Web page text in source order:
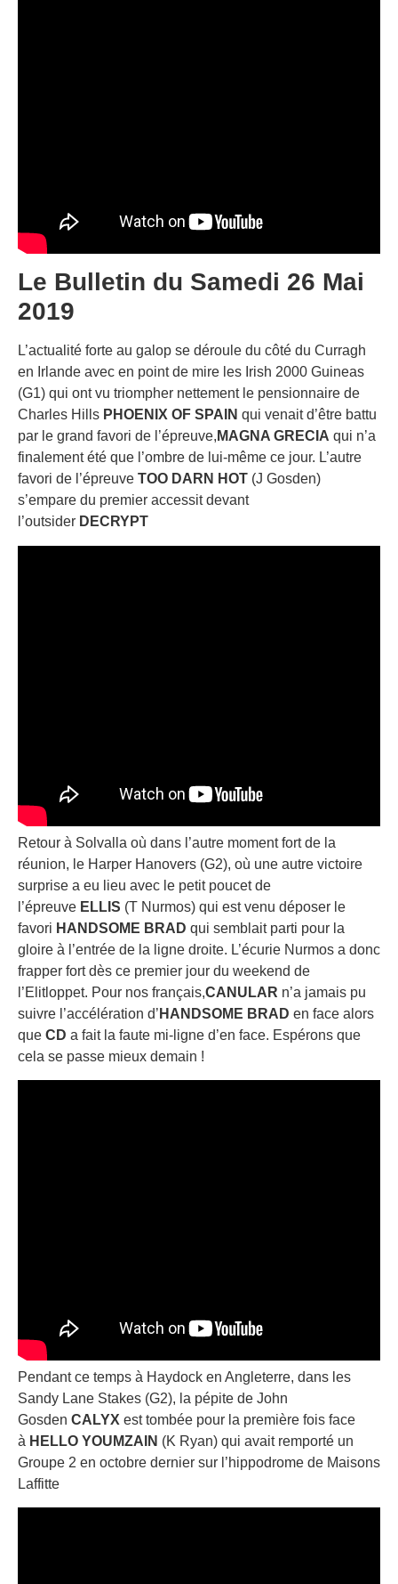
Le Bulletin du Samedi 26 Mai
2019
L’actualité forte au galop se déroule du côté du Curragh
en Irlande avec en point de mire les Irish 2000 Guineas
(G1) qui ont vu triompher nettement le pensionnaire de
Charles Hills PHOENIX OF SPAIN qui venait d’être battu
par le grand favori de l’épreuve, MAGNA GRECIA qui n’a
finalement été que l’ombre de lui-même ce jour. L’autre
favori de l’épreuve TOO DARN HOT (J Gosden)
s’empare du premier accessit devant
l’outsider DECRYPT
Retour à Solvalla où dans l’autre moment fort de la
réunion, le Harper Hanovers (G2), où une autre victoire
surprise a eu lieu avec le petit poucet de
l’épreuve ELLIS (T Nurmos) qui est venu déposer le
favori HANDSOME BRAD qui semblait parti pour la
gloire à l’entrée de la ligne droite. L’écurie Nurmos a donc
frapper fort dès ce premier jour du weekend de
l’Elitloppet. Pour nos français,CANULAR n’a jamais pu
suivre l’accélération d’ HANDSOME BRAD en face alors
que CD a fait la faute mi-ligne d’en face. Espérons que
cela se passe mieux demain !
Pendant ce temps à Haydock en Angleterre, dans les
Sandy Lane Stakes (G2), la pépite de John
Gosden CALYX est tombée pour la première fois face
à HELLO YOUMZAIN (K Ryan) qui avait remporté un
Groupe 2 en octobre dernier sur l’hippodrome de Maisons
Laffitte